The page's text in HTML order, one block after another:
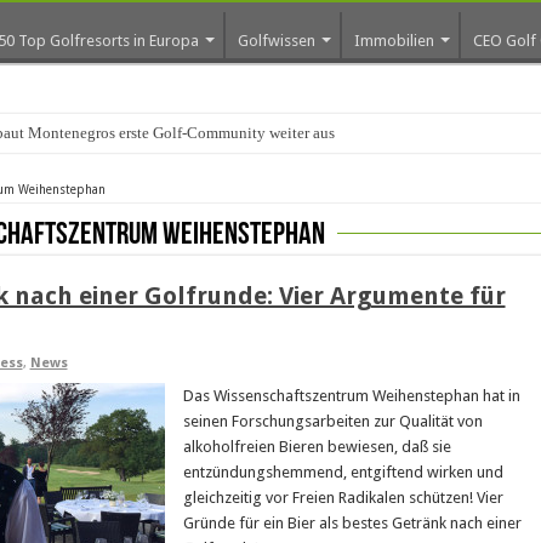
50 Top Golfresorts in Europa Golfwissen Immobilien CEO
Weihenstephan
Weihenstephan
nach einer Golfrunde: Vier Argumente für
, News
Das Wissenschaftszentrum Weihenstephan hat in
seinen Forschungsarbeiten zur Qualität von
alkoholfreien Bieren bewiesen, daß sie
entzündungshemmend, entgiftend wirken und
gleichzeitig vor Freien Radikalen schützen! Vier
Gründe für ein Bier als bestes Getränk nach einer